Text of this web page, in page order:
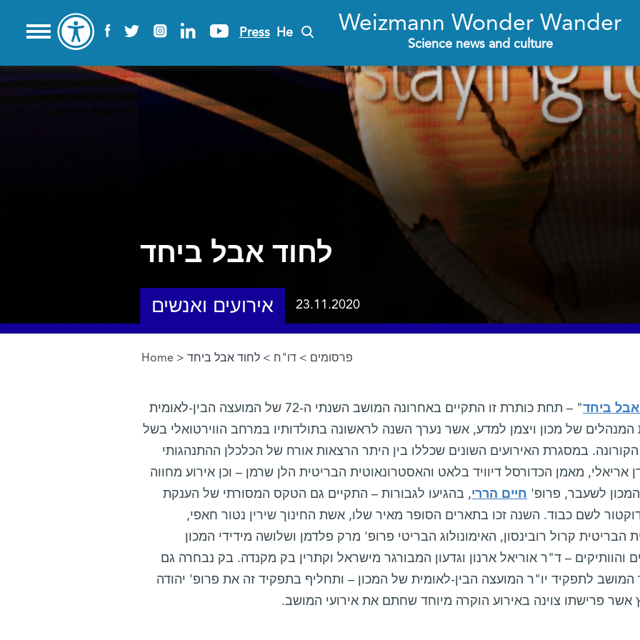
Press He Weizmann Wonder Wander
Science news and culture
לחוד אבל ביחד
אירועים ואנשים 23.11.2020
You are here
Home > פרסומים > דו"ח > לחוד אבל ביחד
ביחד
" – תחת כותרת זו התקיים באחרונה המושב השנתי ה-72 של המועצה הבין-לאומית
המנהלים של מכון ויצמן למדע, אשר נערך השנה לראשונה בתולדותיו במרחב הווירטואלי בשל
במסגרת האירועים השונים שכללו בין היתר הרצאות אורח של הכלכלן ההתנהגותי
אריאלי, מאמן הכדורסל דיוויד בלאט והאסטרונאוטית הבריטית הלן שרמן – וכן אירוע מחווה
לשעבר, פרופ' חיים הררי, בהגיעו לגבורות – התקיים גם הטקס המסורתי של הענקת
לשם כבוד. השנה זכו בתארים הסופר מאיר שלו, אשת החינוך שירין נטור חאפי,
הבריטית קרול רובינסון, האימונולוג הבריטי פרופ' מרק פלדמן ושלושה מידידי המכון
והוותיקים – ד"ר אוריאל ארנון וגדעון המבורגר מישראל וקתרין בק מקנדה. בק נבחרה גם
לתפקיד יו"ר המועצה הבין-לאומית של המכון – ותחליף בתפקיד זה את פרופ' יהודה
אשר פרישתו צוינה באירוע הוקרה מיוחד שחתם את אירועי המושב.